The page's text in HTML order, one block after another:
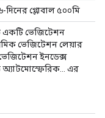
গ্লোবাল ৫০০মি
একটি ভেজিটেশন
ভেজিটেশন লেয়ার
ইনডেক্স
অ্যাটমোস্ফেরিক... এর